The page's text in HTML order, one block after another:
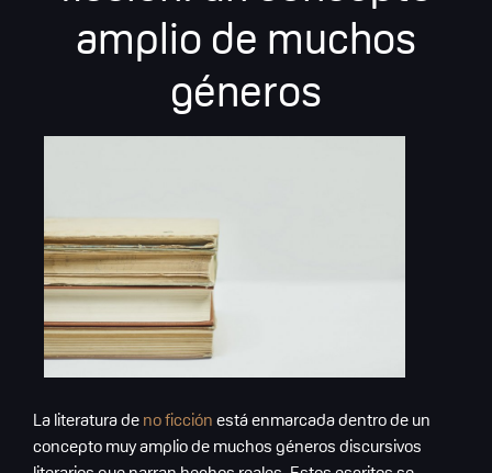
amplio de muchos
géneros
La literatura de no ficción está enmarcada dentro de un
concepto muy amplio de muchos géneros discursivos